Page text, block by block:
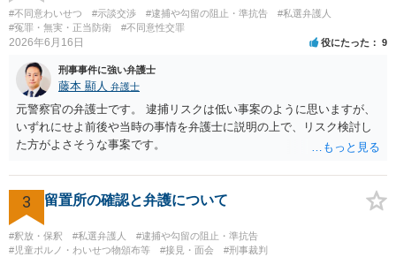
は条文だけ見ると重い罪なので。 ただ鑑別所に入れられることはまず
ないと思いますし、相談者の方の素行が悪いというわけでもなけれ
ば、不処分で終わりになる可能性が高いと思います。少年院送致や逆
送は暴力団関係者でもないとまずないと思います。 ただどうしても心
配というなら、弁護士に依頼して自首するという方法はあるかも知れ
ません。反省していることが捜査機関や家裁に伝わりますので。
#不同意わいせつ #示談交渉 #逮捕や勾留の阻止・準抗告
#私選弁護人
#冤罪・無実・正当防衛
#不同意性交罪
2026年6月16日 役にたった 9
刑事事件に強い弁護士
藤本 顯人 弁護士
元警察官の弁護士です。 逮捕リスクは低い事案のように思いますが、
いずれにせよ前後や当時の事情を弁護士に説明の上で、リスク検討し
た方がよさそうな事案です。
3 留置所の確認と弁護について
#釈放・保釈 #私選弁護人
#逮捕や勾留の阻止・準抗告
#児童ポルノ・わいせつ物頒布等
#接見・面会 #刑事裁判